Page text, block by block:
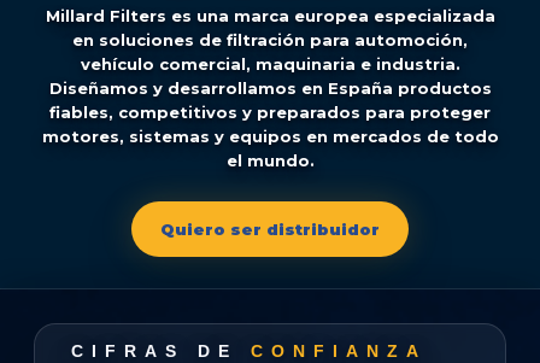
Millard Filters es una marca europea especializada
en soluciones de filtración para automoción,
vehículo comercial, maquinaria e industria.
Diseñamos y desarrollamos en España productos
fiables, competitivos y preparados para proteger
motores, sistemas y equipos en mercados de todo
el mundo.
Quiero ser distribuidor
CIFRAS DE CONFIANZA